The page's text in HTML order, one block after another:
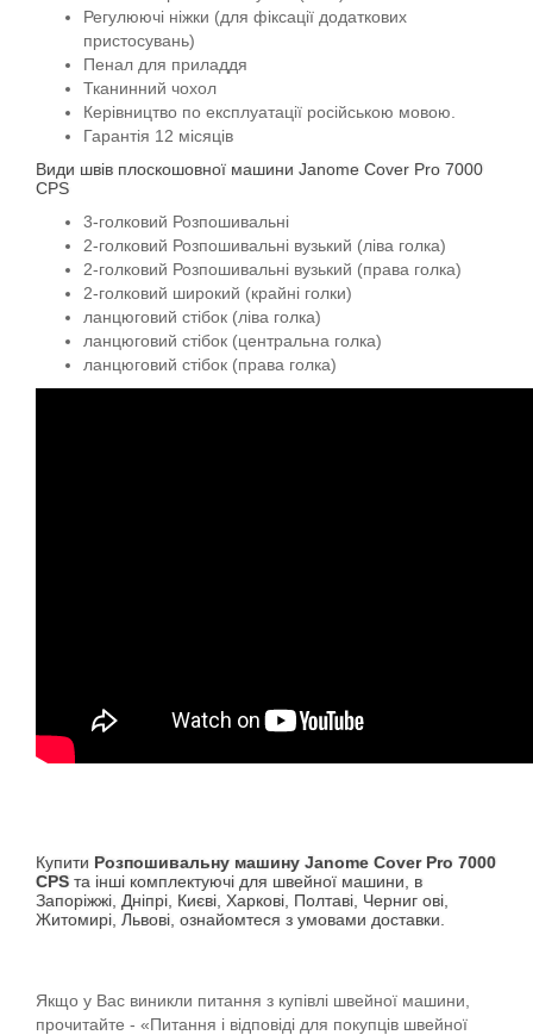
Регулюючі ніжки (для фіксації додаткових
пристосувань)
Пенал для приладдя
Тканинний чохол
Керівництво по експлуатації російською мовою.
Гарантія 12 місяців
Види швів плоскошовної машини Janome Cover Pro 7000
CPS
3-голковий Розпошивальні
2-голковий Розпошивальні вузький (ліва голка)
2-голковий Розпошивальні вузький (права голка)
2-голковий широкий (крайні голки)
ланцюговий стібок (ліва голка)
ланцюговий стібок (центральна голка)
ланцюговий стібок (права голка)
Купити Розпошивальну машину Janome Cover Pro 7000
CPS та інші комплектуючі для швейної машини, в
Запоріжжі, Дніпрі, Києві, Харкові, Полтаві, Черниг ові,
Житомирі, Львові, ознайомтеся з умовами доставки.
Якщо у Вас виникли питання з купівлі швейної машини,
прочитайте - «Питання і відповіді для покупців швейної